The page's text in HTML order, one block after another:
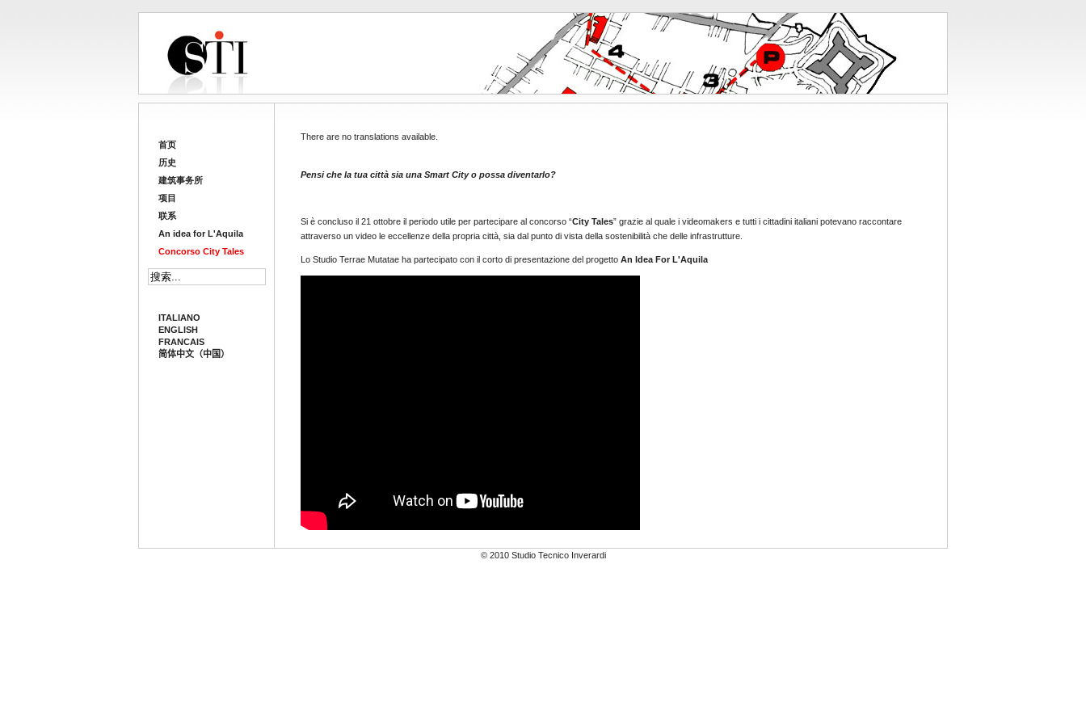
首页
历史
建筑事务所
项目
联系
An idea for L'Aquila
Concorso City Tales
ITALIANO
ENGLISH
FRANCAIS
简体中文（中国）
There are no translations available.
Pensi che la tua città sia una Smart City o possa diventarlo?
Si è concluso il 21 ottobre il periodo utile per partecipare al concorso “City Tales” grazie al quale i videomakers e tutti i cittadini italiani potevano raccontare
attraverso un video le eccellenze della propria città, sia dal punto di vista della sostenibilità che delle infrastrutture.
Lo Studio Terrae Mutatae ha partecipato con il corto di presentazione del progetto An Idea For L'Aquila
© 2010 Studio Tecnico Inverardi